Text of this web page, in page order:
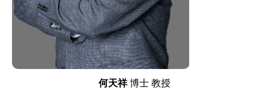
何天祥博士 教授